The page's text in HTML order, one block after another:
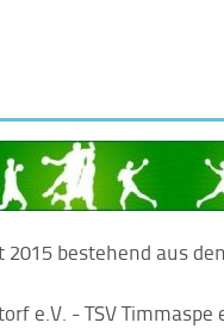
2015 bestehend aus
e.V. - TSV